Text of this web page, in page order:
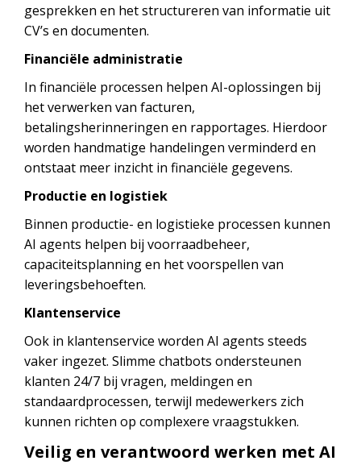
gesprekken en het structureren van informatie uit
CV’s en documenten.
Financiële administratie
In financiële processen helpen AI-oplossingen bij
het verwerken van facturen,
betalingsherinneringen en rapportages. Hierdoor
worden handmatige handelingen verminderd en
ontstaat meer inzicht in financiële gegevens.
Productie en logistiek
Binnen productie- en logistieke processen kunnen
AI agents helpen bij voorraadbeheer,
capaciteitsplanning en het voorspellen van
leveringsbehoeften.
Klantenservice
Ook in klantenservice worden AI agents steeds
vaker ingezet. Slimme chatbots ondersteunen
klanten 24/7 bij vragen, meldingen en
standaardprocessen, terwijl medewerkers zich
kunnen richten op complexere vraagstukken.
Veilig en verantwoord werken met AI